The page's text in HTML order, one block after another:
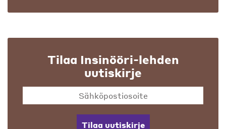
Tilaa Insinööri-lehden
uutiskirje
Tilaa uutiskirje